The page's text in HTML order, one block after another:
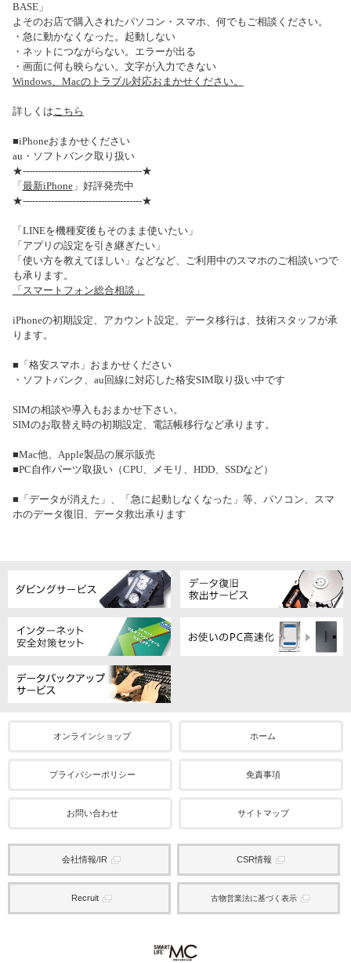
BASE」
よそのお店で購入されたパソコン・スマホ、何でもご相談ください。
・急に動かなくなった。起動しない
・ネットにつながらない。エラーが出る
・画面に何も映らない。文字が入力できない
Windows、Macのトラブル対応おまかせください。
詳しくはこちら
■iPhoneおまかせください
au・ソフトバンク取り扱い
★--------------------------------------★
「 最新iPhone」好評発売中
★--------------------------------------★
「LINEを機種変後もそのまま使いたい」
「アプリの設定を引き継ぎたい」
「使い方を教えてほしい」などなど、ご利用中のスマホのご相談いつで
も承ります。
「スマートフォン総合相談」
iPhoneの初期設定、アカウント設定、データ移行は、技術スタッフが承
ります。
■「格安スマホ」おまかせください
・ソフトバンク、au回線に対応した格安SIM取り扱い中です
SIMの相談や導入もおまかせ下さい。
SIMのお取替え時の初期設定、電話帳移行など承ります。
■Mac他、Apple製品の展示販売
■PC自作パーツ取扱い（CPU、メモリ、HDD、SSDなど）
■「データが消えた」、「急に起動しなくなった」等、パソコン、スマ
ホのデータ復旧、データ救出承ります
オンラインショップ ホーム
プライバシーポリシー 免責事項
お問い合わせ サイトマップ
会社情報/IR CSR情報
Recruit 古物営業法に基づく表示